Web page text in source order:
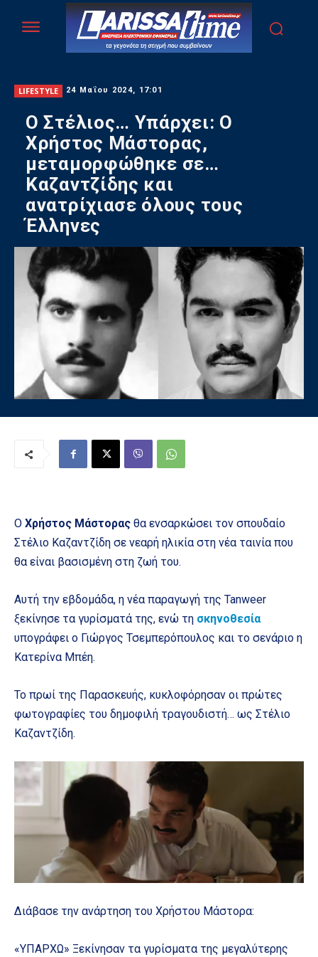
LIFESTYLE 24 Μαΐου 2024, 17:01
Ο Στέλιος… Υπάρχει: Ο
Χρήστος Μάστορας,
μεταμορφώθηκε σε…
Καζαντζίδης και
ανατρίχιασε όλους τους
Έλληνες
Ο Χρήστος Μάστορας θα ενσαρκώσει τον σπουδαίο
Στέλιο Καζαντζίδη σε νεαρή ηλικία στη νέα ταινία που
θα είναι βασισμένη στη ζωή του.
Αυτή την εβδομάδα, η νέα παραγωγή της Tanweer
ξεκίνησε τα γυρίσματά της, ενώ τη σκηνοθεσία
υπογράφει ο Γιώργος Τσεμπερόπουλος και το σενάριο η
Κατερίνα Μπέη.
Το πρωί της Παρασκευής, κυκλοφόρησαν οι πρώτες
φωτογραφίες του δημοφιλή τραγουδιστή… ως Στέλιο
Καζαντζίδη.
Διάβασε την ανάρτηση του Χρήστου Μάστορα:
«ΥΠΑΡΧΩ» Ξεκίνησαν τα γυρίσματα της μεγαλύτερης